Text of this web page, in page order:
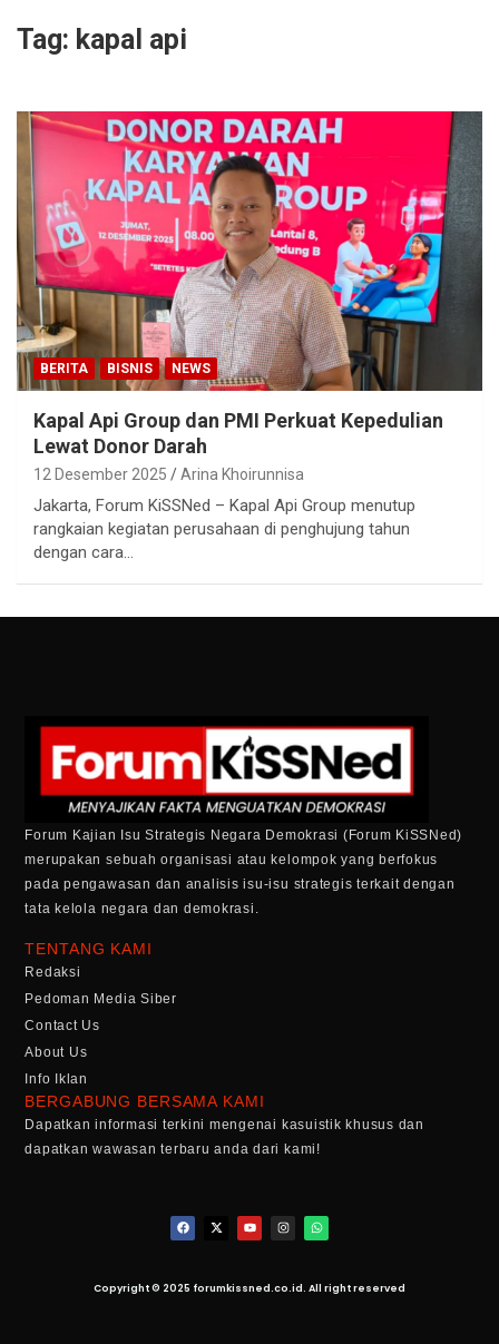
Tag: kapal api
BERITA BISNIS NEWS
Kapal Api Group dan PMI Perkuat Kepedulian
Lewat Donor Darah
12 Desember 2025 Arina Khoirunnisa
Jakarta, Forum KiSSNed – Kapal Api Group menutup
rangkaian kegiatan perusahaan di penghujung tahun
dengan cara…
Forum Kajian Isu Strategis Negara Demokrasi (Forum KiSSNed)
merupakan sebuah organisasi atau kelompok yang berfokus
pada pengawasan dan analisis isu-isu strategis terkait dengan
tata kelola negara dan demokrasi.
TENTANG KAMI
Redaksi
Pedoman Media Siber
Contact Us
About Us
Info Iklan
BERGABUNG BERSAMA KAMI
Dapatkan informasi terkini mengenai kasuistik khusus dan
dapatkan wawasan terbaru anda dari kami!
Copyright © 2025 forumkissned.co.id. All right reserved